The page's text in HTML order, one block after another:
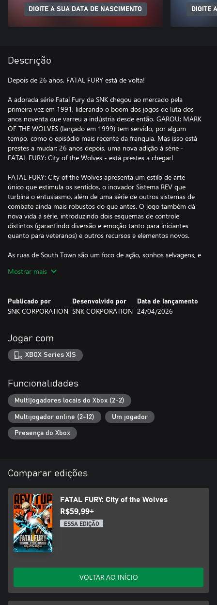
DIGITE A SUA DATA DE NASCIMENTO DIGITE
Descrição
Depois de 26 anos, FATAL FURY está de volta!
A adorada série Fatal Fury da SNK chegou ao mercado pela
primeira vez em 1991, liderando o boom dos jogos de luta dos
anos noventa que varreu a indústria desde então. GAROU: MARK
OF THE WOLVES (lançado em 1999) tem servido, por algum
tempo, como o episódio mais recente da franquia. Mas isso está
prestes a mudar: 26 anos depois, uma nova adição à série -
FATAL FURY: City of the Wolves - está prestes a chegar!
FATAL FURY: City of the Wolves apresenta um estilo de arte
único que estimula os sentidos, o inovador Sistema REV que
turbina o entusiasmo, além de uma série de outros sistemas de
combate ainda mais robustos do que antes. O jogo também dá
nova vida à série, introduzindo dois esquemas de controle
distintos (garantindo diversão e emoção tanto para iniciantes
quanto para veteranos) e outros recursos e elementos novos.
As ruas de South Town são um foco de ação, sonhos selvagens, e
está prestes a se desenrolar...
Mostrar mais
Publicado por
SNK CORPORATION
Desenvolvido por
SNK CORPORATION
Data de lançamento
24/04/2026
Jogar com
XBOX Series X|S
Funcionalidades
Multijogadores locais do Xbox (2-2)
Multijogador online (2-12) Um jogador
Presença do Xbox
Comparar edições
FATAL FURY: City of the Wolves
R$59,99+
ESSA EDIÇÃO
VOLTAR AO INÍCIO